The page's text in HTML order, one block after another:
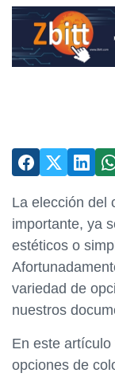
La elección del
importante, ya
estéticos o
variedad de
nuestros
En este
opciones de